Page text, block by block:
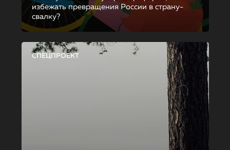
избежать превращения России в страну-
свалку?
СПЕЦПРОЕКТ